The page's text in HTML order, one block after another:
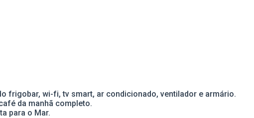
frigobar, wi-fi, tv smart, ar condicionado, ventilador e armário.
da manhã completo.
para o Mar.